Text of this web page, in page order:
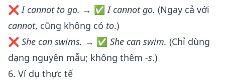
❌I cannot to go. → ✅I cannot go. (Ngay cả với
cannot, cũng không có to.)
❌ She can swims. → ✅ She can swim. (Chỉ dùng
dạng nguyên mẫu; không thêm -s.)
6. Ví dụ thực tế